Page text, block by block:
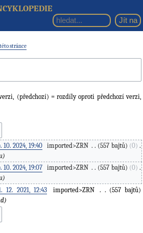
stránce
(předchozí) = rozdíly oproti předchozí verzi,
10. 2024, 19:40 imported>ZRN 557 bajtů 0 ‎
10. 2024, 19:07 imported>ZRN 557 bajtů 0 ‎
12. 2021, 12:43 imported>ZRN
557 bajtů